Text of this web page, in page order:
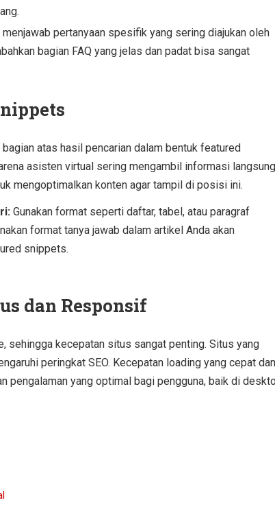
pertanyaan spesifik yang sering diajukan oleh
bagian FAQ yang jelas dan padat bisa sangat
atas hasil pencarian dalam bentuk featured
asisten virtual sering mengambil informasi langsung
mengoptimalkan konten agar tampil di posisi ini.
Gunakan format seperti daftar, tabel, atau paragraf
format tanya jawab dalam artikel Anda akan
snippets.
dan Responsif
sehingga kecepatan situs sangat penting. Situs yang
peringkat SEO. Kecepatan loading yang cepat dan
yang optimal bagi pengguna, baik di